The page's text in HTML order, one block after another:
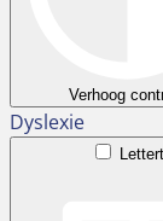
Verhoog
Dyslexie